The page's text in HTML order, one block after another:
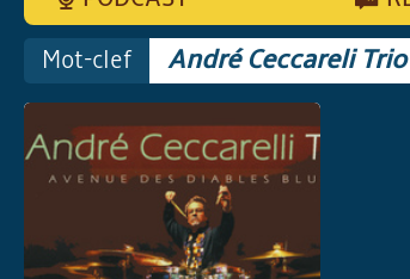
Mot-clef André Ceccareli Trio